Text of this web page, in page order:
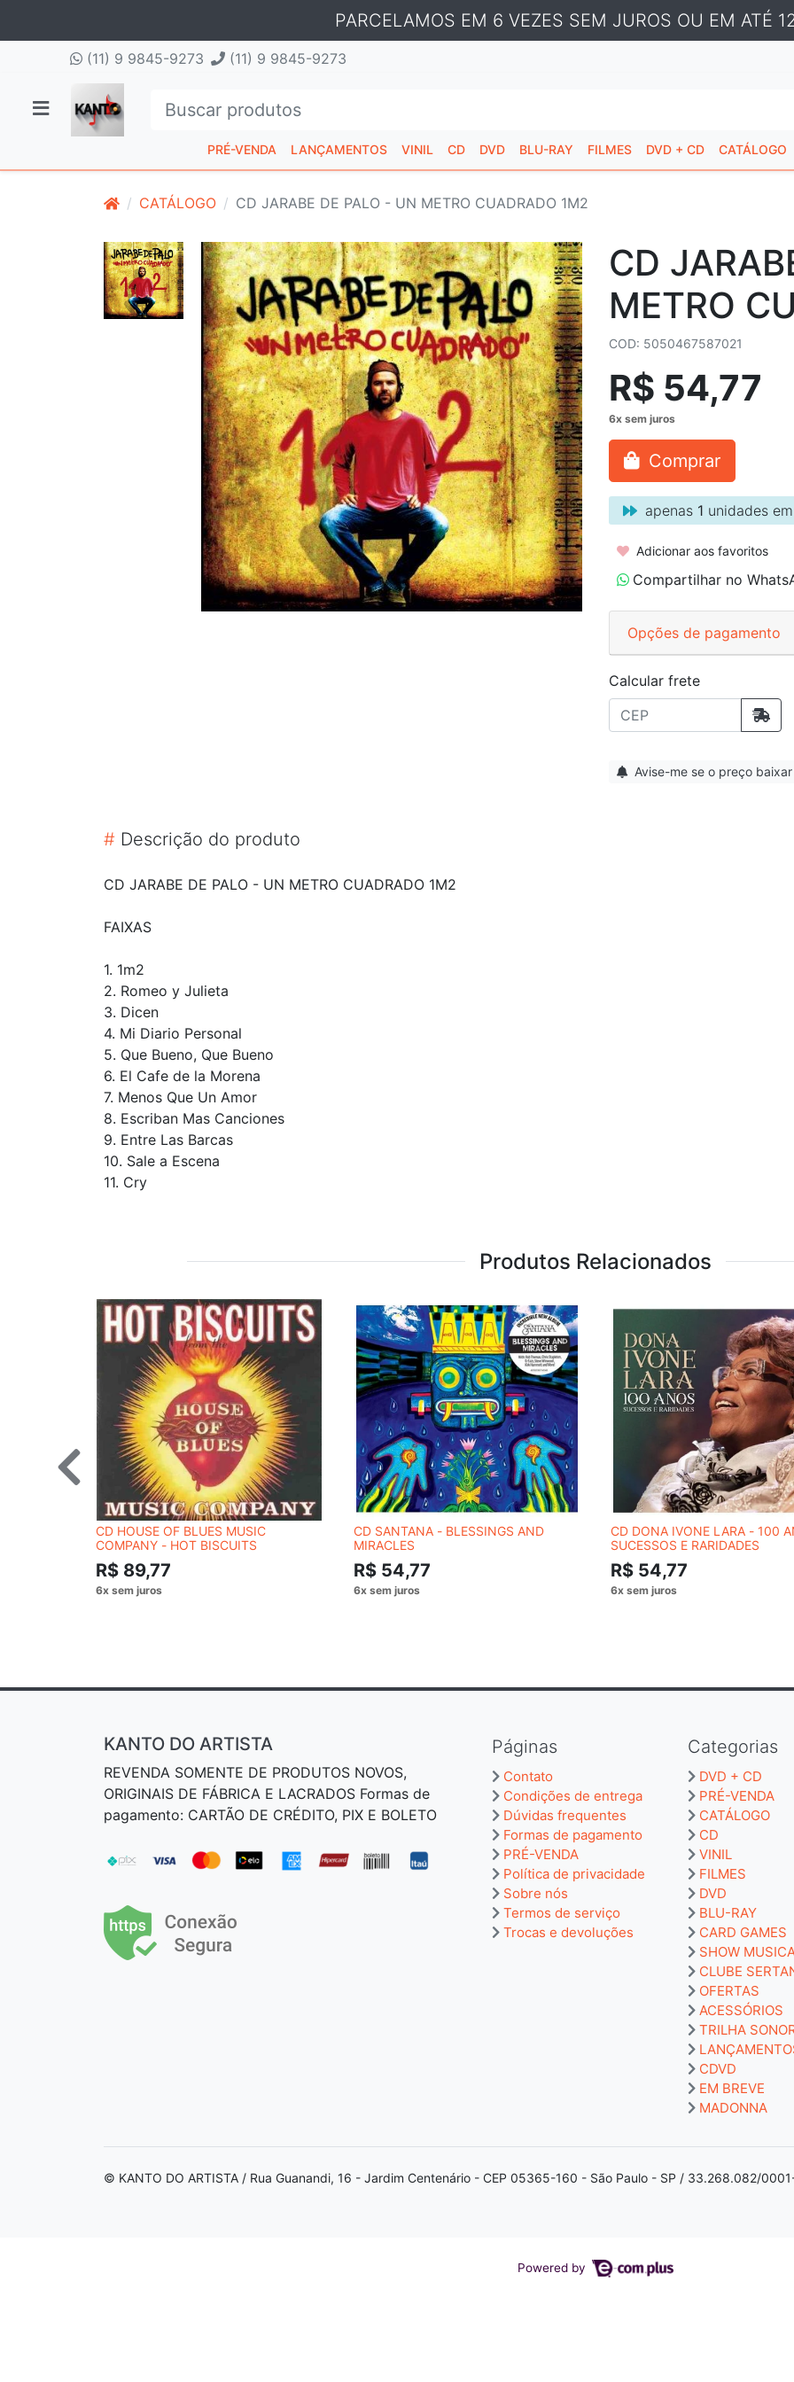
PARCELAMOS EM 6 VEZES SEM JUROS OU EM ATÉ
(11) 9 9845-9273 (11) 9 9845-9273
PRÉ-VENDA LANÇAMENTOS VINIL CD DVD BLU-RAY FILMES DVD + CD CATÁLOGO
CATÁLOGO CD JARABE DE PALO - UN METRO CUADRADO 1M2
CD
METRO
COD: 5050467587021
R$ 54,77
Comprar
apenas 1 unidades
Adicionar aos favoritos
Compartilhar no
Opções de pagamento
Calcular frete
Avise-me se o preço baixar
# Descrição do produto
CD JARABE DE PALO - UN METRO CUADRADO 1M2
FAIXAS
1. 1m2
2. Romeo y Julieta
3. Dicen
4. Mi Diario Personal
5. Que Bueno, Que Bueno
6. El Cafe de la Morena
7. Menos Que Un Amor
8. Escriban Mas Canciones
9. Entre Las Barcas
10. Sale a Escena
11. Cry
Produtos Relacionados
CD HOUSE OF BLUES MUSIC
COMPANY - HOT BISCUITS
R$ 89,77
CD SANTANA - BLESSINGS AND
MIRACLES
R$ 54,77
CD DONA IVONE LARA - 100
SUCESSOS E RARIDADES
R$ 54,77
Páginas
Contato
Condições de entrega
Dúvidas frequentes
Formas de pagamento
PRÉ-VENDA
Política de privacidade
Sobre nós
Termos de serviço
Trocas e devoluções
Categorias
DVD + CD
PRÉ-VENDA
CATÁLOGO
CD
VINIL
FILMES
DVD
BLU-RAY
CARD GAMES
SHOW
CLUBE
OFERTAS
ACESSÓRIOS
TRILHA
CDVD
EM BREVE
MADONNA
KANTO DO ARTISTA
REVENDA SOMENTE DE PRODUTOS NOVOS,
ORIGINAIS DE FÁBRICA E LACRADOS Formas de
pagamento: CARTÃO DE CRÉDITO, PIX E BOLETO
© KANTO DO ARTISTA / Rua Guanandi, 16 - Jardim Centenário - CEP 05365-160 - São Paulo - SP / 33.268.082/
Powered by